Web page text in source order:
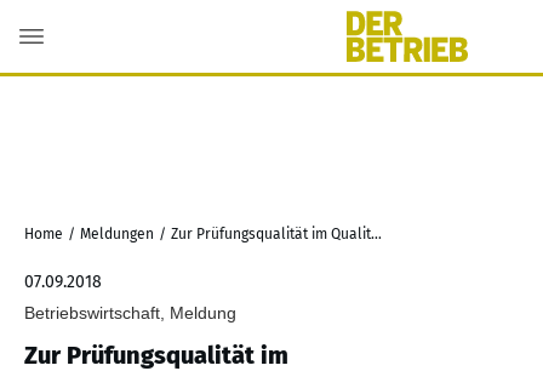
Home / Meldungen / Zur Prüfungsqualität im Qualitätsmanagement-Prozess nach IDW QS 1
07.09.2018
Betriebswirtschaft, Meldung
Zur Prüfungsqualität im